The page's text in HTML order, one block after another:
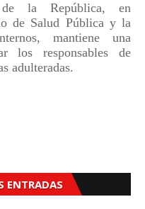
de la República, en
de Salud Pública y la
mantiene una
los responsables de
adulteradas.
ENTRADAS